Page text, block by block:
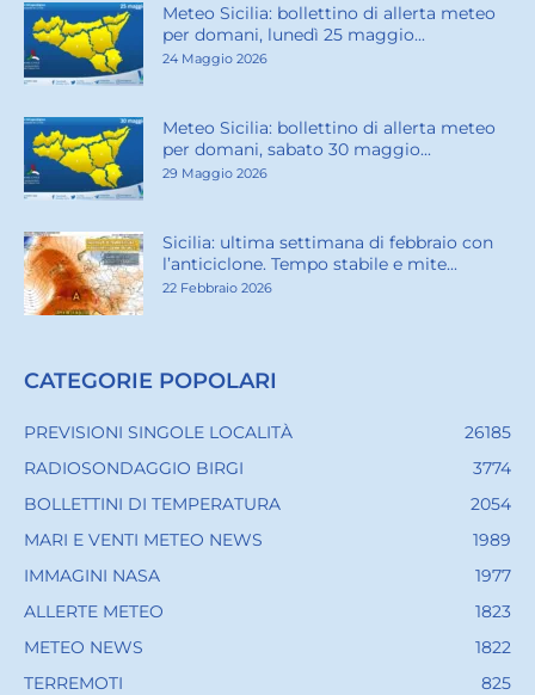
Meteo Sicilia: bollettino di allerta meteo
per domani, lunedì 25 maggio...
24 Maggio 2026
Meteo Sicilia: bollettino di allerta meteo
per domani, sabato 30 maggio...
29 Maggio 2026
Sicilia: ultima settimana di febbraio con
l’anticiclone. Tempo stabile e mite...
22 Febbraio 2026
CATEGORIE POPOLARI
PREVISIONI SINGOLE LOCALITÀ
26185
RADIOSONDAGGIO BIRGI
3774
BOLLETTINI DI TEMPERATURA
2054
MARI E VENTI METEO NEWS
1989
IMMAGINI NASA
1977
ALLERTE METEO
1823
METEO NEWS
1822
TERREMOTI
825